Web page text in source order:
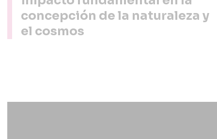
concepción de la naturaleza y
el cosmos